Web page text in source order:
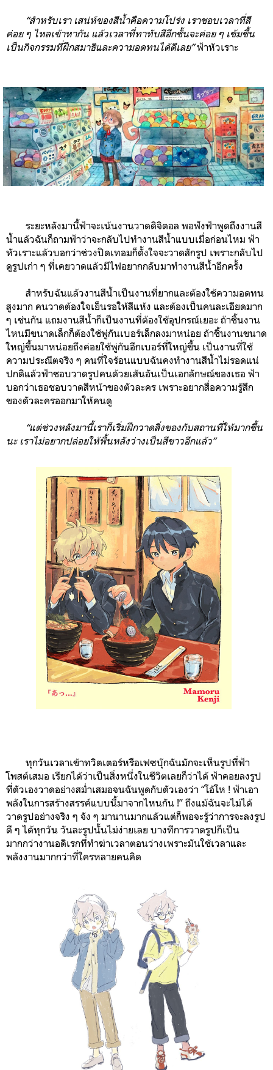
“สำหรับเรา เสน่ห์ของสีน้ำคือความโปร่ง เราชอบเวลาที่สี
ค่อย ๆ ไหลเข้าหากัน แล้วเวลาที่ทาทับสีอีกชั้นจะค่อย ๆ เข้มขึ้น
เป็นกิจกรรมที่ฝึกสมาธิและความอดทนได้ดีเลย”ฟ้าหัวเราะ
ระยะหลังมานี้ฟ้าจะเน้นงานวาดดิจิตอล พอฟังฟ้าพูดถึงงานสี
น้ำแล้วฉันก็ถามฟ้าว่าจะกลับไปทำงานสีน้ำแบบเมื่อก่อนไหม ฟ้า
หัวเราะแล้วบอกว่าช่วงปิดเทอมก็ตั้งใจจะวาดสักรูป เพราะกลับไป
ดูรูปเก่า ๆ ที่เคยวาดแล้วมีไฟอยากกลับมาทำงานสีน้ำอีกครั้ง
สำหรับฉันแล้วงานสีน้ำเป็นงานที่ยากและต้องใช้ความอดทน
สูงมาก คนวาดต้องใจเย็นรอให้สีแห้ง และต้องเป็นคนละเอียดมาก
ๆ เช่นกัน แถมงานสีน้ำก็เป็นงานที่ต้องใช้อุปกรณ์เยอะ ถ้าชิ้นงาน
ไหนมีขนาดเล็กก็ต้องใช้พู่กันเบอร์เล็กลงมาหน่อย ถ้าชิ้นงานขนาด
ใหญ่ขึ้นมาหน่อยถึงค่อยใช้พู่กันอีกเบอร์ที่ใหญ่ขึ้น เป็นงานที่ใช้
ความประณีตจริง ๆ คนที่ใจร้อนแบบฉันคงทำงานสีน้ำไม่รอดแน่
ปกติแล้วฟ้าชอบวาดรูปคนด้วยเส้นอันเป็นเอกลักษณ์ของเธอ ฟ้า
บอกว่าเธอชอบวาดสีหน้าของตัวละคร เพราะอยากสื่อความรู้สึก
ของตัวละครออกมาให้คนดู
“แต่ช่วงหลังมานี้เราก็เริ่มฝึกวาดสิ่งของกับสถานที่ให้มากขึ้น
นะ เราไม่อยากปล่อยให้พื้นหลังว่างเป็นสีขาวอีกแล้ว”
ทุกวันเวลาเข้าทวิตเตอร์หรือเฟซบุ๊กฉันมักจะเห็นรูปที่ฟ้า
โพสต์เสมอ เรียกได้ว่าเป็นสิ่งหนึ่งในชีวิตเลยก็ว่าได้ ฟ้าคอยลงรูป
ที่ตัวเองวาดอย่างสม่ำเสมอจนฉันพูดกับตัวเองว่า “โอ้โห ! ฟ้าเอา
พลังในการสร้างสรรค์แบบนี้มาจากไหนกัน !” ถึงแม้ฉันจะไม่ได้
วาดรูปอย่างจริง ๆ จัง ๆ มานานมากแล้วแต่ก็พอจะรู้ว่าการจะลงรูป
ดี ๆ ได้ทุกวัน วันละรูปนั้นไม่ง่ายเลย บางทีการวาดรูปก็เป็น
มากกว่างานอดิเรกที่ทำฆ่าเวลาตอนว่างเพราะมันใช้เวลาและ
พลังงานมากกว่าที่ใครหลายคนคิด